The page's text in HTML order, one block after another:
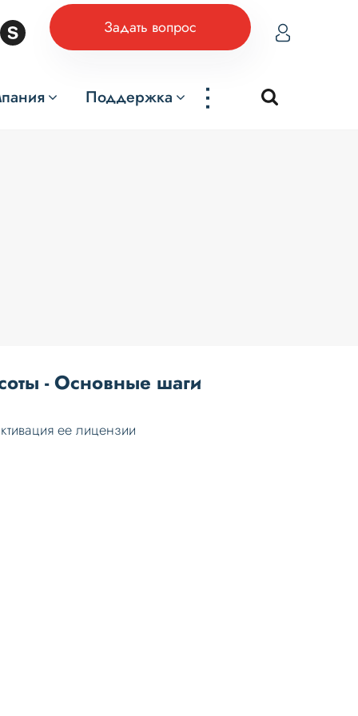
Задать вопрос
Поддержка ...
- Основные шаги
ее лицензии